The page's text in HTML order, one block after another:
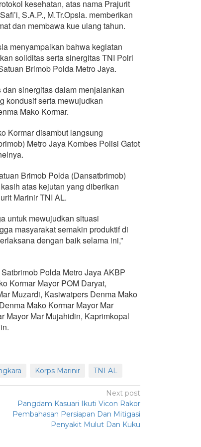
kesehatan, atas nama Prajurit
S.A.P., M.Tr.Opsla. memberikan
dan membawa kue ulang tahun.
menyampaikan bahwa kegiatan
soliditas serta sinergitas TNI Polri
Brimob Polda Metro Jaya.
sinergitas dalam menjalankan
kondusif serta mewujudkan
Mako Kormar.
Kormar disambut langsung
Metro Jaya Kombes Polisi Gatot
Brimob Polda (Dansatbrimob)
atas kejutan yang diberikan
Marinir TNI AL.
untuk mewujudkan situasi
masyarakat semakin produktif di
dengan baik selama ini,”
Polda Metro Jaya AKBP
Kormar Mayor POM Daryat,
Muzardi, Kasiwatpers Denma Mako
Mako Kormar Mayor Mar
Mayor Mar Mujahidin, Kaprimkopal
Korps Marinir TNI AL
Next post
Pangdam Kasuari Ikuti Vicon Rakor
Pembahasan Persiapan Dan Mitigasi
Penyakit Mulut Dan Kuku